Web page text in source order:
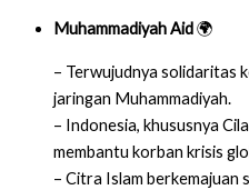
Muhammadiyah Aid🌍
– Terwujudnya solidaritas
jaringan Muhammadiyah.
– Indonesia, khususnya
membantu korban krisis
– Citra Islam berkemajuan